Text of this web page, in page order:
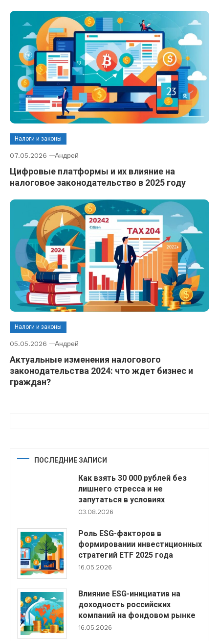
Налоги и законы
07.05.2026 Андрей
Цифровые платформы и их влияние на
налоговое законодательство в 2025 году
Налоги и законы
05.05.2026 Андрей
Актуальные изменения налогового
законодательства 2024: что ждет бизнес и
граждан?
ПОСЛЕДНИЕ ЗАПИСИ
Как взять 30 000 рублей без
лишнего стресса и не
запутаться в условиях
03.08.2026
Роль ESG-факторов в
формировании инвестиционных
стратегий ETF 2025 года
16.05.2026
Влияние ESG-инициатив на
доходность российских
компаний на фондовом рынке
16.05.2026